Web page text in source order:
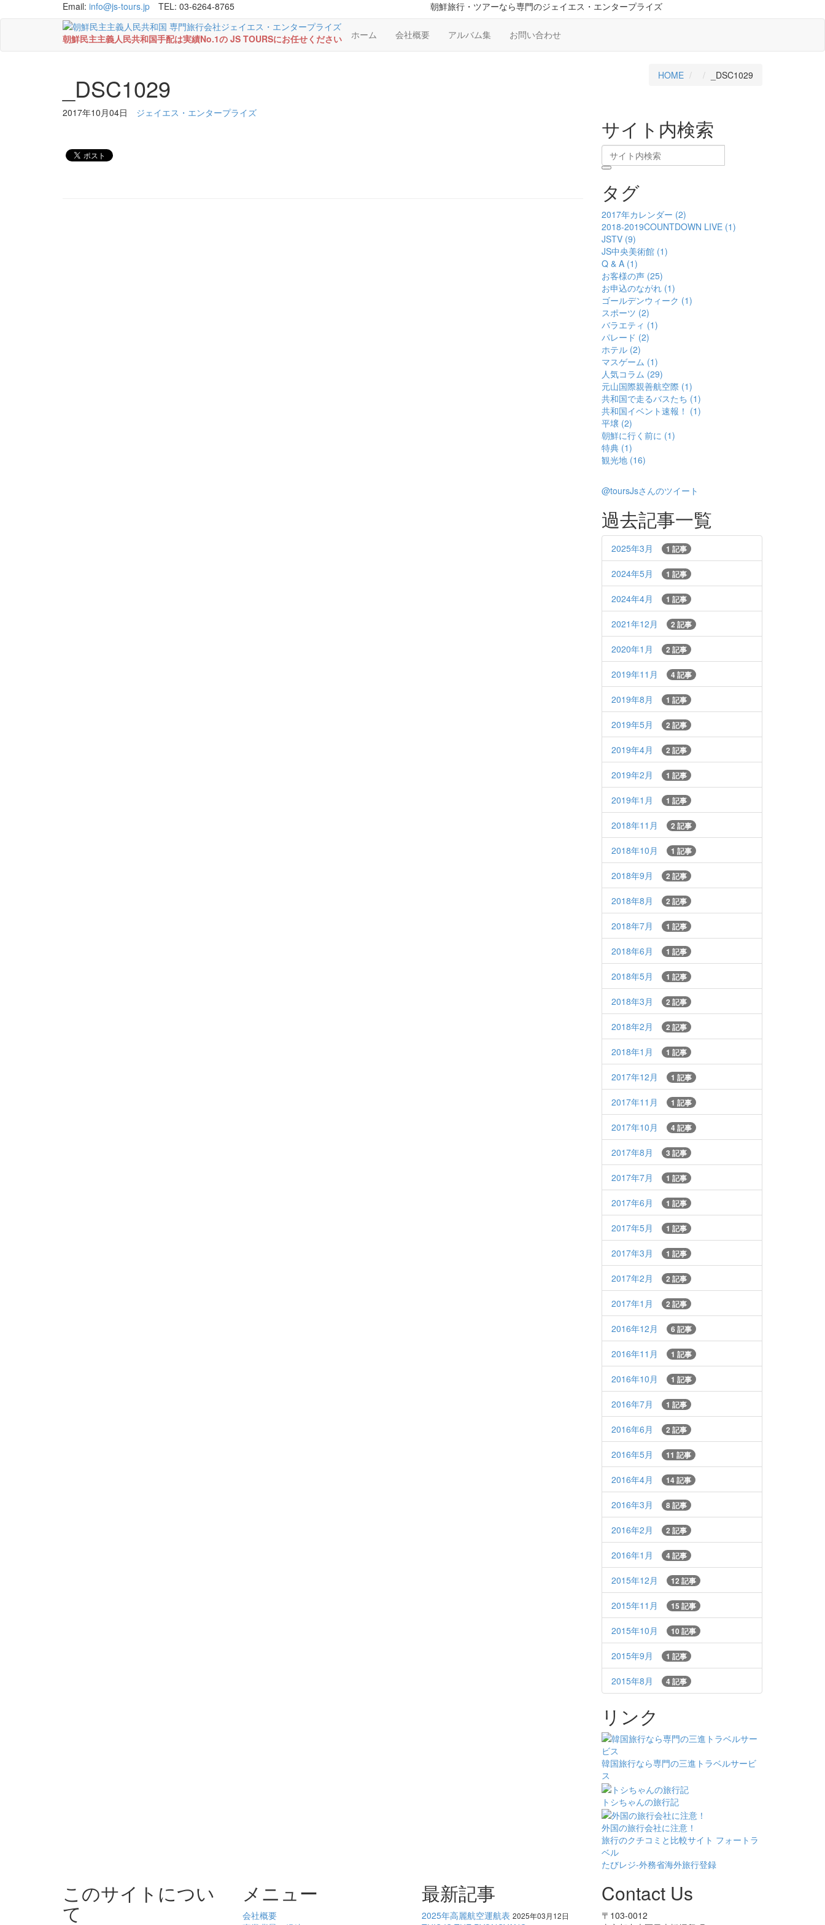
Email: info@js-tours.jp TEL: 03-6264-8765 朝鮮旅行・ツアーなら専門のジェイエス・エンタープライズ
朝鮮民主主義人民共和国手配は実績No.1の JS TOURSにお任せください ホーム 会社概要 アルバム集 お問い合わせ
_DSC1029 HOME _DSC1029
2017年10月04日 ジェイエス・エンタープライズ
サイト内検索
タグ
2017年カレンダー (2)
2018-2019COUNTDOWN LIVE (1)
JSTV (9)
JS中央美術館 (1)
Q & A (1)
お客様の声 (25)
お申込のながれ (1)
ゴールデンウィーク (1)
スポーツ (2)
バラエティ (1)
パレード (2)
ホテル (2)
マスゲーム (1)
人気コラム (29)
元山国際親善航空際 (1)
共和国で走るバスたち (1)
共和国イベント速報！ (1)
平壌 (2)
朝鮮に行く前に (1)
特典 (1)
観光地 (16)
@toursJsさんのツイート
過去記事一覧
2025年3月 1 記事
2024年5月 1 記事
2024年4月 1 記事
2021年12月 2 記事
2020年1月 2 記事
2019年11月 4 記事
2019年8月 1 記事
2019年5月 2 記事
2019年4月 2 記事
2019年2月 1 記事
2019年1月 1 記事
2018年11月 2 記事
2018年10月 1 記事
2018年9月 2 記事
2018年8月 2 記事
2018年7月 1 記事
2018年6月 1 記事
2018年5月 1 記事
2018年3月 2 記事
2018年2月 2 記事
2018年1月 1 記事
2017年12月 1 記事
2017年11月 1 記事
2017年10月 4 記事
2017年8月 3 記事
2017年7月 1 記事
2017年6月 1 記事
2017年5月 1 記事
2017年3月 1 記事
2017年2月 2 記事
2017年1月 2 記事
2016年12月 6 記事
2016年11月 1 記事
2016年10月 1 記事
2016年7月 1 記事
2016年6月 2 記事
2016年5月 11 記事
2016年4月 14 記事
2016年3月 8 記事
2016年2月 2 記事
2016年1月 4 記事
2015年12月 12 記事
2015年11月 15 記事
2015年10月 10 記事
2015年9月 1 記事
2015年8月 4 記事
リンク
韓国旅行なら専門の三進トラベルサービ
ス
トシちゃんの旅行記
外国の旅行会社に注意！
旅行のクチコミと比較サイト フォートラ
ベル
たびレジ-外務省海外旅行登録
このサイトについ
て
メニュー
会社概要
最新記事
2025年高麗航空運航表 2025年03月12日
Contact Us
〒103-0012